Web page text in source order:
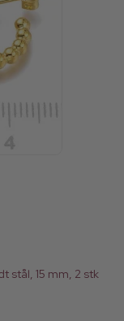
stål, 15 mm, 2 stk